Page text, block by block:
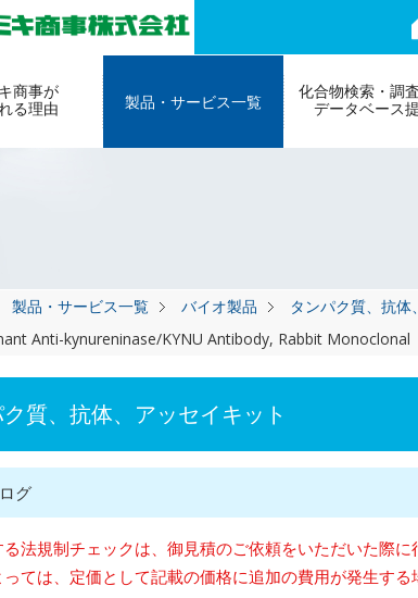
商事が
る理由
製品・サービス一覧
化合物検索・調
データベース
製品・サービス一覧 バイオ製品 タンパク質、抗体
Anti-kynureninase/KYNU Antibody, Rabbit Monoclonal
質、抗体、アッセイキット
グ
法規制チェックは、御見積のご依頼をいただいた際に
ては、定価として記載の価格に追加の費用が発生す